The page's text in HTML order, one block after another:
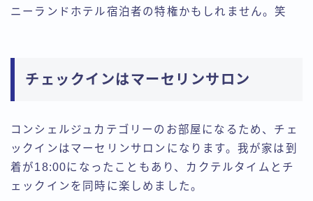
ニーランドホテル宿泊者の特権かもしれません。笑
チェックインはマーセリンサロン
コンシェルジュカテゴリーのお部屋になるため、チェ
ックインはマーセリンサロンになります。我が家は到
着が18:00になったこともあり、カクテルタイムとチ
ェックインを同時に楽しめました。